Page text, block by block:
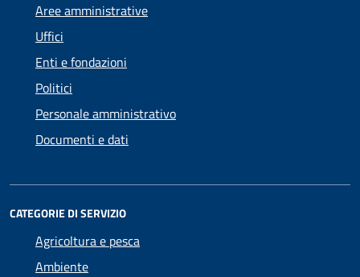
Aree amministrative
Uffici
Enti e fondazioni
Politici
Personale amministrativo
Documenti e dati
CATEGORIE DI SERVIZIO
Agricoltura e pesca
Ambiente